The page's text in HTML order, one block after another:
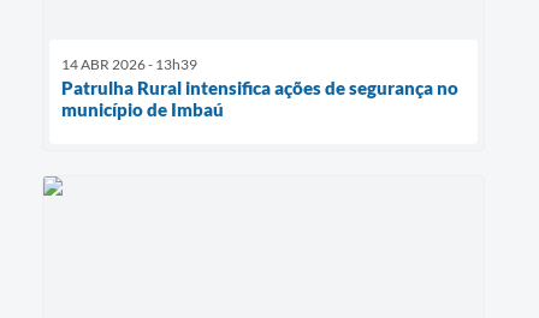
14 ABR 2026 - 13h39
Patrulha Rural intensifica ações de segurança no
município de Imbaú